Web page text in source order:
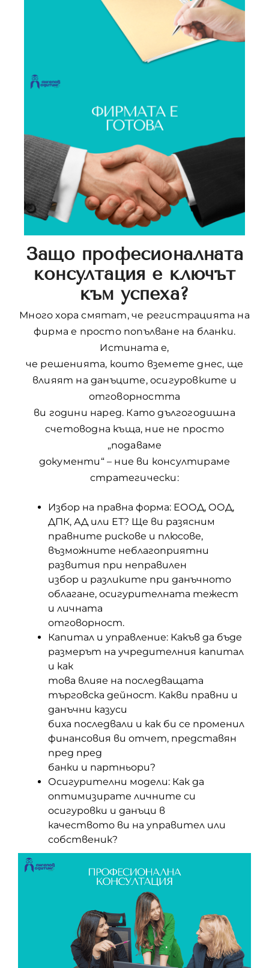
Защо професионалната
консултация е ключът
към успеха?
Много хора смятат, че регистрацията на
фирма е просто попълване на бланки.
Истината е,
че решенията, които вземете днес, ще
влияят на данъците, осигуровките и
отговорността
ви години наред. Като дългогодишна
счетоводна къща, ние не просто
„подаваме
документи“ – ние ви консултираме
стратегически:
Избор на правна форма: ЕООД, ООД,
ДПК, АД или ЕТ? Ще ви разясним
правните рискове и плюсове,
възможните неблагоприятни
развития при неправилен
избор и разликите при данъчното
облагане, осигурителната тежест
и личната
отговорност.
Капитал и управление: Какъв да бъде
размерът на учредителния капитал
и как
това влияе на последващата
търговска дейност. Какви правни и
данъчни казуси
биха последвали и как би се променил
финансовия ви отчет, представян
пред пред
банки и партньори?
Осигурителни модели: Как да
оптимизирате личните си
осигуровки и данъци в
качеството ви на управител или
собственик?